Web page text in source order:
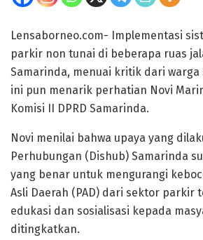
Lensaborneo.com- Implementasi
parkir non tunai di beberapa ruas
Samarinda, menuai kritik dari
ini pun menarik perhatian Novi
Komisi II DPRD Samarinda.
Novi menilai bahwa upaya yang
Perhubungan (Dishub) Samarinda
yang benar untuk mengurangi
Asli Daerah (PAD) dari sektor parkir
edukasi dan sosialisasi kepada
ditingkatkan.